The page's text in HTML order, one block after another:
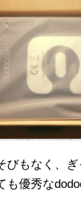
びもなく、
優秀な